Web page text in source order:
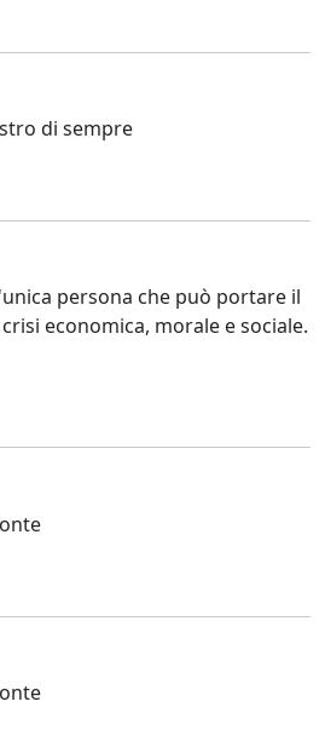
di sempre
persona che può portare il
economica, morale e sociale.